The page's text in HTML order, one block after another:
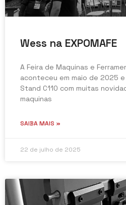
Wess na EXPOMAFE
A Feira de Maquinas e
aconteceu em maio de 2025
Stand C110 com muitas
maquinas
SAIBA MAIS »
22 de julho de 2025